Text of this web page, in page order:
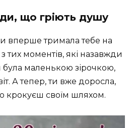
що гріють душу
вперше тримала тебе на
тих моментів, які назавжди
була маленькою зірочкою,
А тепер, ти вже доросла,
крокуєш своїм шляхом.